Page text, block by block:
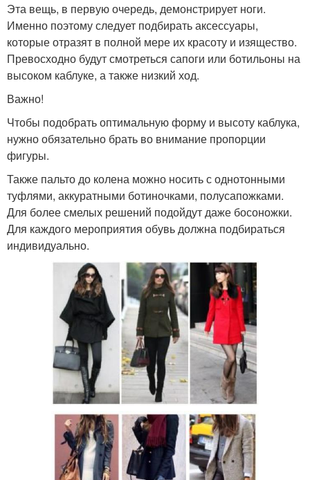
Эта вещь, в первую очередь, демонстрирует ноги.
Именно поэтому следует подбирать аксессуары,
которые отразят в полной мере их красоту и изящество.
Превосходно будут смотреться сапоги или ботильоны на
высоком каблуке, а также низкий ход.
Важно!
Чтобы подобрать оптимальную форму и высоту каблука,
нужно обязательно брать во внимание пропорции
фигуры.
Также пальто до колена можно носить с однотонными
туфлями, аккуратными ботиночками, полусапожками.
Для более смелых решений подойдут даже босоножки.
Для каждого мероприятия обувь должна подбираться
индивидуально.